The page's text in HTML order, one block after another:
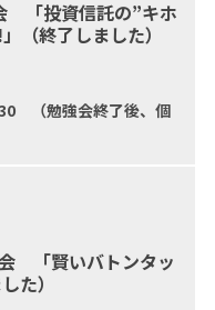
「投資信託の”キホ
（終了しました）
（勉強会終了後、個
「賢いバトンタッ
た）